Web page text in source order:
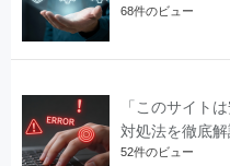
68件のビュー
「このサイト
対処法を徹底
52件のビュー